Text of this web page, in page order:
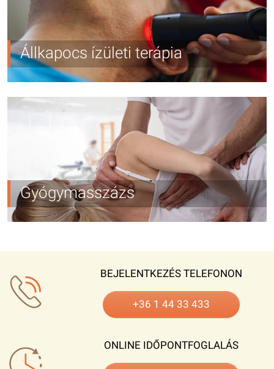
Állkapocs ízületi terápia
Gyógymasszázs
BEJELENTKEZÉS TELEFONON
+36 1 44 33 433
ONLINE IDŐPONTFOGLALÁS